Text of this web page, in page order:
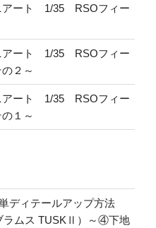
アート 1/35 RSOフィー
アート 1/35 RSOフィー
２～
アート 1/35 RSOフィー
１～
ディテールアップ方法
ムス TUSKⅡ）～④下地